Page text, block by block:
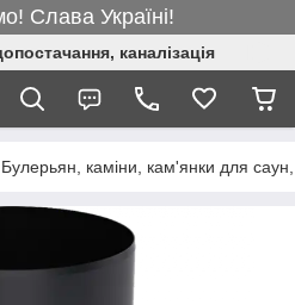
Слава Україні!
каналізація
Булерьян, каміни, кам'янки для саун,